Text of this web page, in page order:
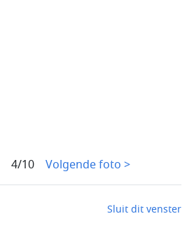
4/10 Volgende foto >
Sluit dit venster